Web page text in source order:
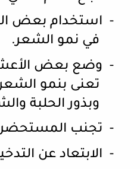
- استخدام بعض
في نمو الشعر.
- وضع بعض
تعنى بنمو
وبذور الحلبة
- تجنب
- الابتعاد عن